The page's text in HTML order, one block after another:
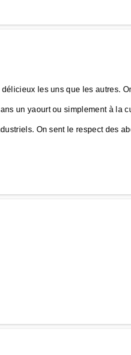
les uns que les autres.
un yaourt ou simplement à la
On sent le respect des